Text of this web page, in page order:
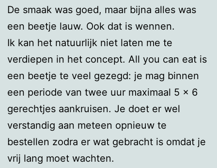
De smaak was goed, maar bijna alles was
een beetje lauw. Ook dat is wennen.
Ik kan het natuurlijk niet laten me te
verdiepen in het concept. All you can eat is
een beetje te veel gezegd: je mag binnen
een periode van twee uur maximaal 5 x 6
gerechtjes aankruisen. Je doet er wel
verstandig aan meteen opnieuw te
bestellen zodra er wat gebracht is omdat je
vrij lang moet wachten.